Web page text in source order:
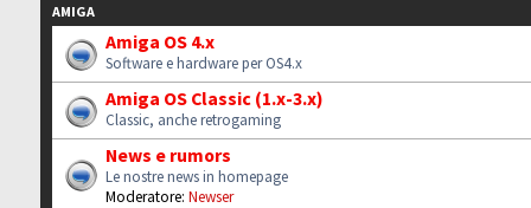
AMIGA
Amiga OS 4.x
Software e hardware per OS4.x
Amiga OS Classic (1.x-3.x)
Classic, anche retrogaming
News e rumors
Le nostre news in homepage
Moderatore: Newser